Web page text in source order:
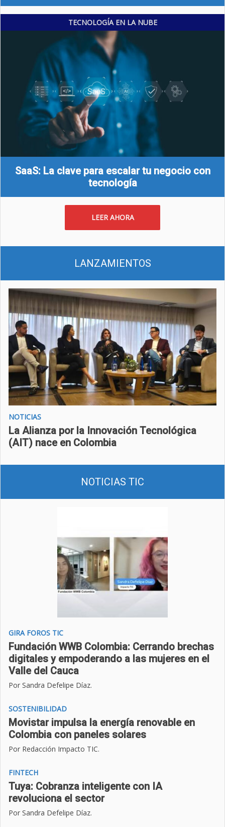
TECNOLOGÍA EN LA NUBE
SaaS: La clave para escalar tu negocio con
tecnología
LEER AHORA
LANZAMIENTOS
NOTICIAS
La Alianza por la Innovación Tecnológica
(AIT) nace en Colombia
NOTICIAS TIC
GIRA FOROS TIC
Fundación WWB Colombia: Cerrando brechas
digitales y empoderando a las mujeres en el
Valle del Cauca
Por Sandra Defelipe Díaz.
SOSTENIBILIDAD
Movistar impulsa la energía renovable en
Colombia con paneles solares
Por Redacción Impacto TIC.
FINTECH
Tuya: Cobranza inteligente con IA
revoluciona el sector
Por Sandra Defelipe Díaz.